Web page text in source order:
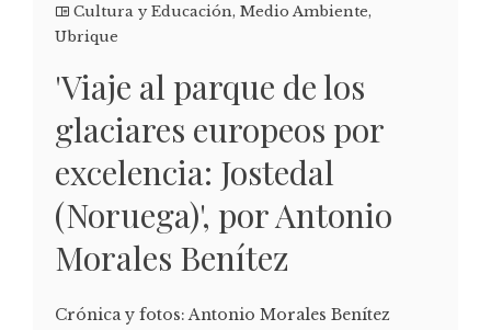
Cultura y Educación, Medio Ambiente,
Ubrique
'Viaje al parque de los
glaciares europeos por
excelencia: Jostedal
(Noruega)', por Antonio
Morales Benítez
Crónica y fotos: Antonio Morales Benítez